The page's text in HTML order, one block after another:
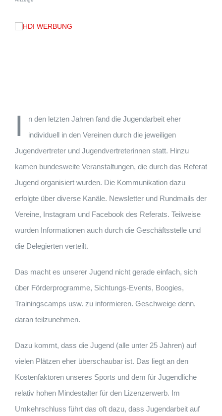
I
n den letzten Jahren fand die Jugendarbeit eher
individuell in den Vereinen durch die jeweiligen
Jugendvertreter und Jugendvertreterinnen statt. Hinzu
kamen bundesweite Veranstaltungen, die durch das Referat
Jugend organisiert wurden. Die Kommunikation dazu
erfolgte über diverse Kanäle. Newsletter und Rundmails der
Vereine, Instagram und Facebook des Referats. Teilweise
wurden Informationen auch durch die Geschäftsstelle und
die Delegierten verteilt.
Das macht es unserer Jugend nicht gerade einfach, sich
über Förderprogramme, Sichtungs-Events, Boogies,
Trainingscamps usw. zu informieren. Geschweige denn,
daran teilzunehmen.
Dazu kommt, dass die Jugend (alle unter 25 Jahren) auf
vielen Plätzen eher überschaubar ist. Das liegt an den
Kostenfaktoren unseres Sports und dem für Jugendliche
relativ hohen Mindestalter für den Lizenzerwerb. Im
Umkehrschluss führt das oft dazu, dass Jugendarbeit auf